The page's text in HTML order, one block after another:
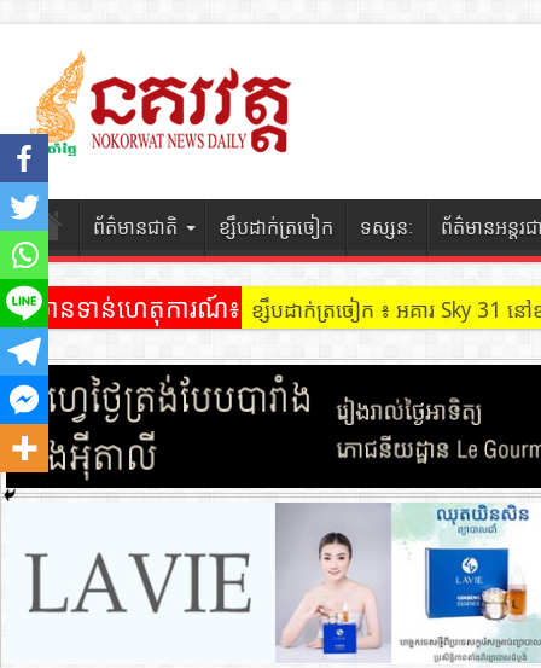
ព័ត៌មានជាតិ ខ្សឹបដាក់ត្រចៀក ទស្សនៈ ព័ត៌មានអន្តរជ
ព័ត៌មានទាន់ហេតុការណ៍៖ ខ្សឹបដាក់ត្រចៀក ៖ អគារ Sky 31